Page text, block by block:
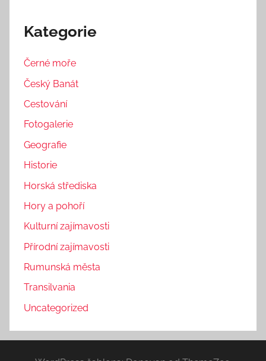
Kategorie
Černé moře
Český Banát
Cestování
Fotogalerie
Geografie
Historie
Horská střediska
Hory a pohoří
Kulturní zajímavosti
Přírodní zajímavosti
Rumunská města
Transilvania
Uncategorized